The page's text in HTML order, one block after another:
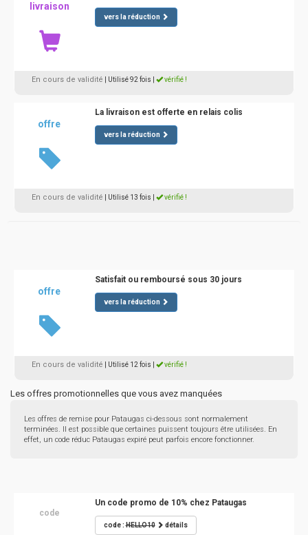
livraison
vers la réduction
En cours de validité | Utilisé 92 fois vérifié !
offre
La livraison est offerte en relais colis
vers la réduction
En cours de validité | Utilisé 13 fois vérifié !
offre
Satisfait ou remboursé sous 30 jours
vers la réduction
En cours de validité | Utilisé 12 fois vérifié !
Les offres promotionnelles que vous avez manquées
Les offres de remise pour Pataugas ci-dessous sont normalement
terminées. Il est possible que certaines puissent toujours être utilisées. En
effet, un code réduc Pataugas expiré peut parfois encore fonctionner.
code
Un code promo de 10% chez Pataugas
code :HELLO10 détails